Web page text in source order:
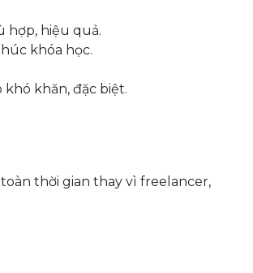
hợp, hiệu quả.
khóa học.
khăn, đặc biệt.
thời gian thay vì freelancer,